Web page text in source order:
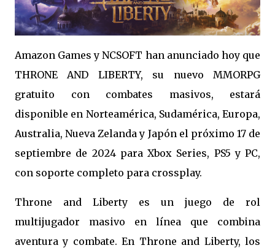
Amazon Games y NCSOFT han anunciado hoy que
THRONE AND LIBERTY, su nuevo MMORPG
gratuito con combates masivos, estará
disponible en Norteamérica, Sudamérica, Europa,
Australia, Nueva Zelanda y Japón el próximo 17 de
septiembre de 2024 para Xbox Series, PS5 y PC,
con soporte completo para crossplay.
Throne and Liberty es un juego de rol
multijugador masivo en línea que combina
aventura y combate. En Throne and Liberty, los